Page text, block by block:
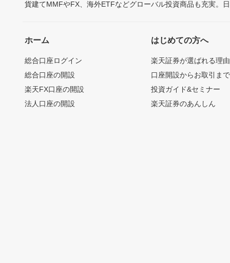
貨建てMMFやFX、海外ETFなどグローバル投資商品も充実。
ホーム
総合口座ログイン
総合口座の開設
楽天FX口座の開設
法人口座の開設
はじめての方へ
楽天証券が選ばれる理由
口座開設からお取引ま
投資ガイド&セミナー
楽天証券のあんしん